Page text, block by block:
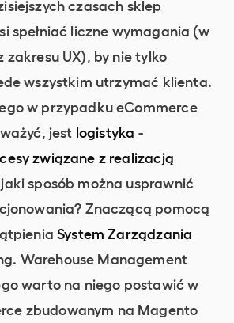
czasach sklep
spełniać liczne wymagania (w
zakresu UX), by nie tylko
wszystkim utrzymać klienta.
w przypadku eCommerce
jest logistyka -
związane z realizacją
sposób można usprawnić
Znaczącą pomocą
System Zarządzania
Warehouse Management
warto na niego postawić w
zbudowanym na Magento